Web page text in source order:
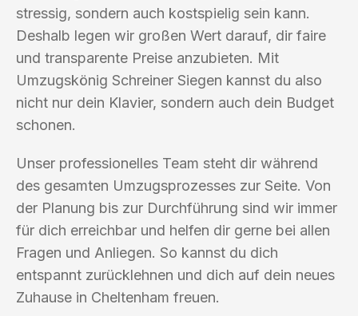
stressig, sondern auch kostspielig sein kann.
Deshalb legen wir großen Wert darauf, dir faire
und transparente Preise anzubieten. Mit
Umzugskönig Schreiner Siegen kannst du also
nicht nur dein Klavier, sondern auch dein Budget
schonen.
Unser professionelles Team steht dir während
des gesamten Umzugsprozesses zur Seite. Von
der Planung bis zur Durchführung sind wir immer
für dich erreichbar und helfen dir gerne bei allen
Fragen und Anliegen. So kannst du dich
entspannt zurücklehnen und dich auf dein neues
Zuhause in Cheltenham freuen.